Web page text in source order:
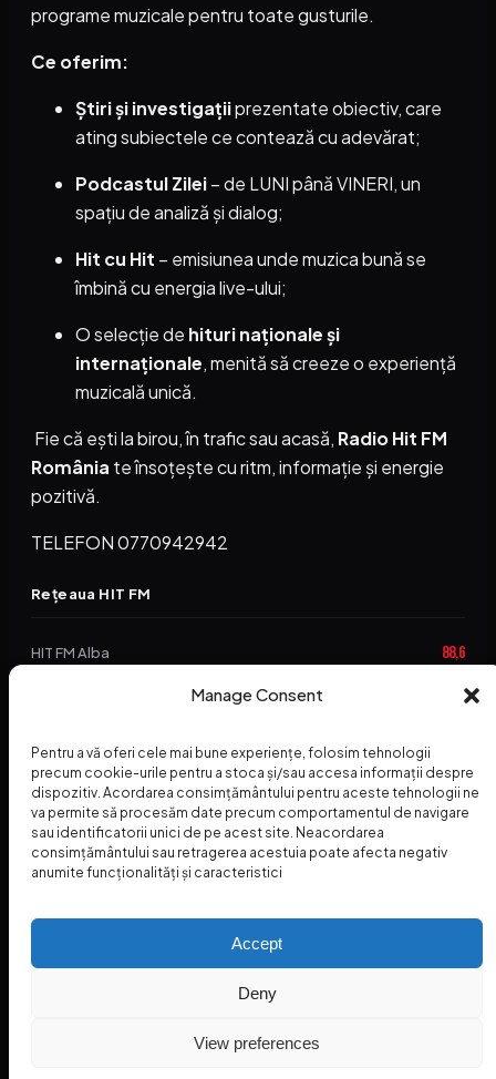
Manage Consent
Pentru a vă oferi cele mai bune experiențe, folosim tehnologii
precum cookie-urile pentru a stoca și/sau accesa informații despre
dispozitiv. Acordarea consimțământului pentru aceste tehnologii ne
va permite să procesăm date precum comportamentul de navigare
sau identificatorii unici de pe acest site. Neacordarea
consimțământului sau retragerea acestuia poate afecta negativ
anumite funcționalități și caracteristici
Accept
Deny
View preferences
programe muzicale pentru toate gusturile.
Ce oferim:
Știri și investigațiiprezentate obiectiv, care
ating subiectele ce contează cu adevărat;
Podcastul Zilei– de LUNI până VINERI, un
spațiu de analiză și dialog;
Hit cu Hit – emisiunea unde muzica bună se
îmbină cu energia live-ului;
O selecție de hituri naționale și
internaționale, menită să creeze o experiență
muzicală unică.
Fie că ești la birou, în trafic sau acasă, Radio Hit FM
România te însoțește cu ritm, informație și energie
pozitivă.
TELEFON 0770942942
Rețeaua HIT FM
HIT FM Alba 88,6
94,2
HIT FM Abrud 94,3
HIT FM Horezu 95,1
HIT FM Nehoiu 88,2
© 2026 Radio Hit FM — SC HITFM GROUP SRL